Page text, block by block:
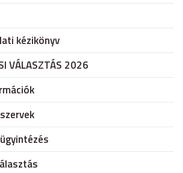
kézikönyv
VÁLASZTÁS 2026